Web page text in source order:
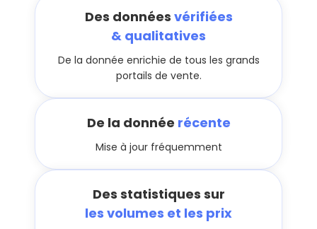
Des données vérifiées
& qualitatives
De la donnée enrichie de tous les grands
portails de vente.
De la donnée récente
Mise à jour fréquemment
Des statistiques sur
les volumes et les prix